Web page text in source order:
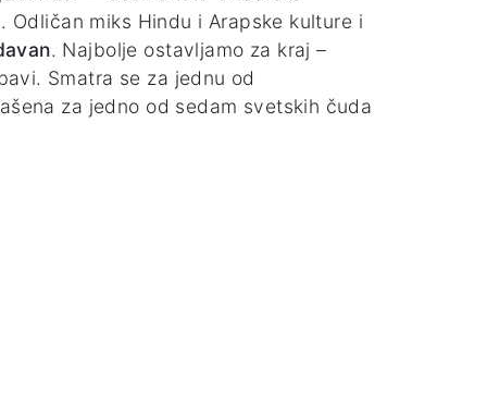
miks Hindu i Arapske kulture i
. Najbolje ostavljamo za kraj –
Smatra se za jednu od
za jedno od sedam svetskih čuda